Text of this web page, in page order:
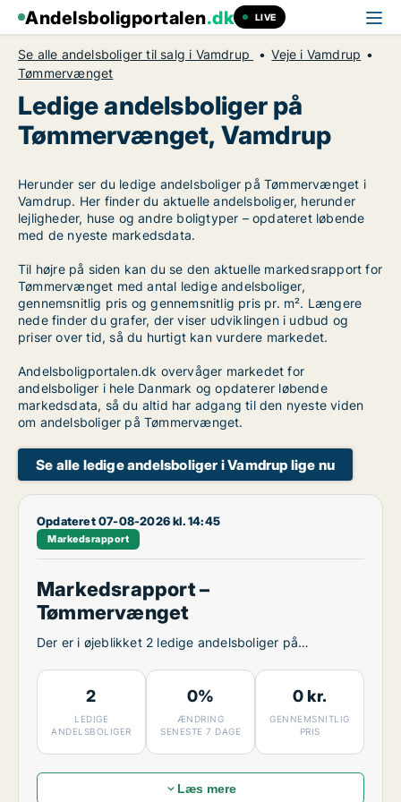
Andelsboligportalen.dk LIVE
Se alle andelsboliger til salg i Vamdrup
Veje i Vamdrup
Tømmervænget
Ledige andelsboliger på
Tømmervænget, Vamdrup
Herunder ser du ledige andelsboliger på Tømmervænget i
Vamdrup. Her finder du aktuelle andelsboliger, herunder
lejligheder, huse og andre boligtyper – opdateret løbende
med de nyeste markedsdata.
Til højre på siden kan du se den aktuelle markedsrapport for
Tømmervænget med antal ledige andelsboliger,
gennemsnitlig pris og gennemsnitlig pris pr. m². Længere
nede finder du grafer, der viser udviklingen i udbud og
priser over tid, så du hurtigt kan vurdere markedet.
Andelsboligportalen.dk overvåger markedet for
andelsboliger i hele Danmark og opdaterer løbende
markedsdata, så du altid har adgang til den nyeste viden
om andelsboliger på Tømmervænget.
Se alle ledige andelsboliger i Vamdrup lige nu
Opdateret 07-08-2026 kl. 14:45
Markedsrapport
Markedsrapport –
Tømmervænget
Der er i øjeblikket 2 ledige andelsboliger på
2
LEDIGE
ANDELSBOLIGER
0%
ÆNDRING
SENESTE 7 DAGE
0 kr.
GENNEMSNITLIG
PRIS
Læs mere